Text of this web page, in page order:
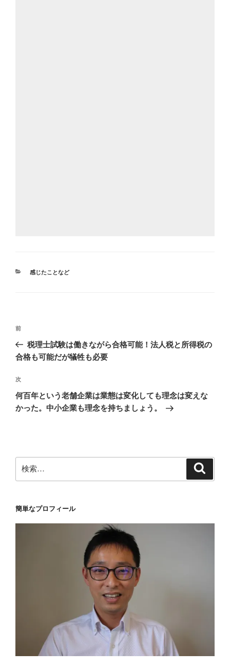
カ
感じたことなど
投
ナ
ゲ
ー
シ
前
の
投
前
税理士試験は働きながら合格可能！法人税と所得税の
合格も可能だが犠牲も必要
次
の
投
次
何百年という老舗企業は業態は変化しても理念は変えな
かった。中小企業も理念を持ちましょう。
索:
簡単なプロフィール